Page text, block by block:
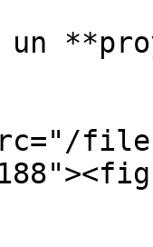
un
files/